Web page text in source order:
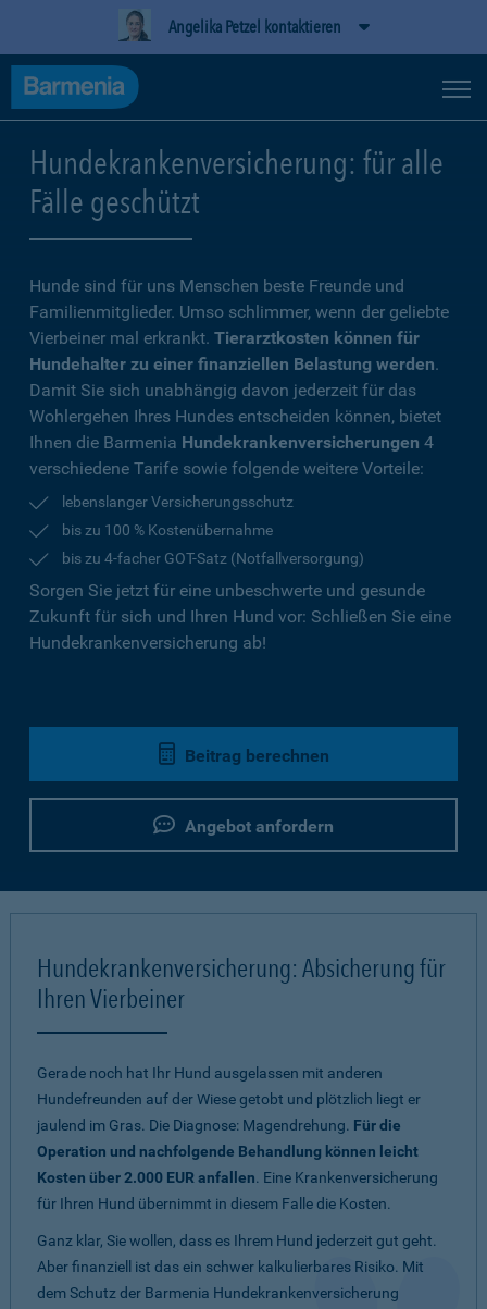
Angelika Petzel kontaktieren
Hundekrankenversicherung: für alle
Fälle geschützt
Hunde sind für uns Menschen beste Freunde und
Familienmitglieder. Umso schlimmer, wenn der geliebte
Vierbeiner mal erkrankt. Tierarztkosten können für
Hundehalter zu einer finanziellen Belastung werden.
Damit Sie sich unabhängig davon jederzeit für das
Wohlergehen Ihres Hundes entscheiden können, bietet
Ihnen die Barmenia Hundekrankenversicherungen 4
verschiedene Tarife sowie folgende weitere Vorteile:
lebenslanger Versicherungsschutz
bis zu 100 % Kostenübernahme
bis zu 4-facher GOT-Satz (Notfallversorgung)
Sorgen Sie jetzt für eine unbeschwerte und gesunde
Zukunft für sich und Ihren Hund vor: Schließen Sie eine
Hundekrankenversicherung ab!
Beitrag berechnen
Angebot anfordern
Hundekrankenversicherung: Absicherung für
Ihren Vierbeiner
Gerade noch hat Ihr Hund ausgelassen mit anderen
Hundefreunden auf der Wiese getobt und plötzlich liegt er
jaulend im Gras. Die Diagnose: Magendrehung. Für die
Operation und nachfolgende Behandlung können leicht
Kosten über 2.000 EUR anfallen. Eine Krankenversicherung
für Ihren Hund übernimmt in diesem Falle die Kosten.
Ganz klar, Sie wollen, dass es Ihrem Hund jederzeit gut geht.
Aber finanziell ist das ein schwer kalkulierbares Risiko. Mit
dem Schutz der Barmenia Hundekrankenversicherung